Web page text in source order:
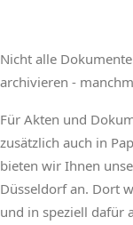
Nicht alle
archivieren -
Für Akten und
zusätzlich auch in
bieten wir Ihnen
Düsseldorf an. Dort
und in speziell dafür